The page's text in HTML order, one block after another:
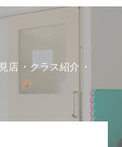
店
クラス紹介